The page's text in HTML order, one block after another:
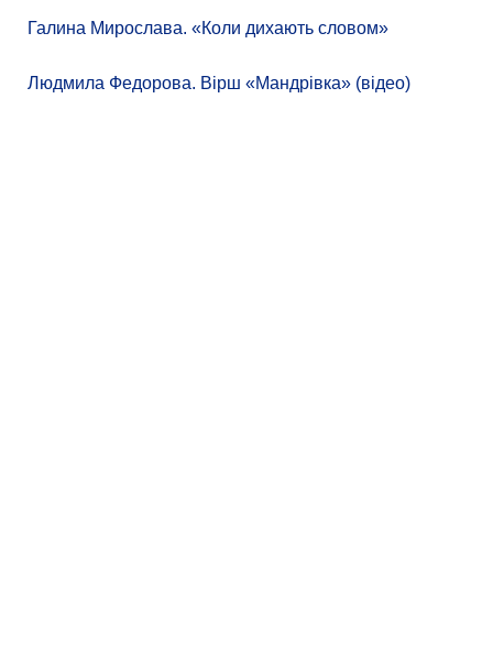
Галина Мирослава. «Коли дихають словом»
Людмила Федорова. Вірш «Мандрівка» (відео)